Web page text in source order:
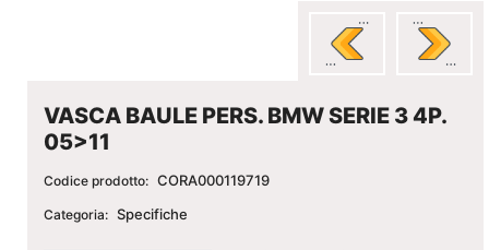
VASCA BAULE PERS. BMW SERIE 3 4P.
05>11
Codice prodotto: CORA000119719
Categoria: Specifiche